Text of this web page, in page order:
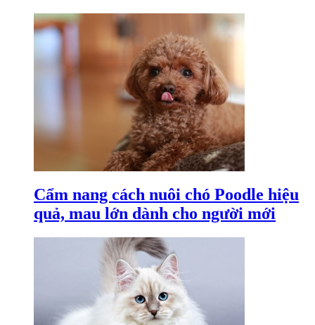
Cẩm nang cách nuôi chó Poodle hiệu
quả, mau lớn dành cho người mới